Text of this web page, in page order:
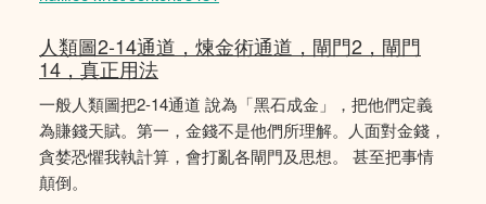
人類圖2-14通道，煉金術通道，閘門2，閘門
14，真正用法
一般人類圖把2-14通道 說為「黑石成金」，把他們定義
為賺錢天賦。第一，金錢不是他們所理解。人面對金錢，
貪婪恐懼我執計算，會打亂各閘門及思想。 甚至把事情
顛倒。